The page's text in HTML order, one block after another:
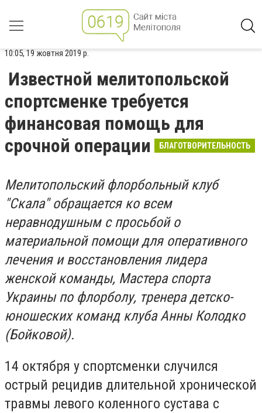
10:05, 19 жовтня 2019 р.
Известной мелитопольской
спортсменке требуется
финансовая помощь для
срочной операции
БЛАГОТВОРИТЕЛЬНОСТЬ
Мелитопольский флорбольный клуб
"Скала" обращается ко всем
неравнодушным с просьбой о
материальной помощи для оперативного
лечения и восстановления лидера
женской команды, Мастера спорта
Украины по флорболу, тренера детско-
юношеских команд клуба Анны Колодко
(Бойковой).
14 октября у спортсменки случился
острый рецидив длительной хронической
травмы левого коленного сустава с